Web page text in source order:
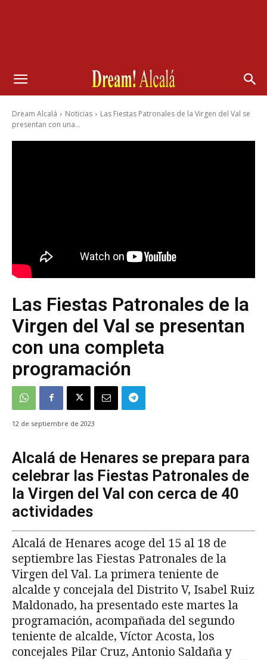
Dream Alcalá Noticias
Las Fiestas Patronales de la Virgen del Val se
presentan con una...
Las Fiestas Patronales de la
Virgen del Val se presentan
con una completa
programación
12 de septiembre de 2023
Alcalá de Henares se prepara para
celebrar las Fiestas Patronales de
la Virgen del Val con cerca de 40
actividades
Alcalá de Henares acoge del 15 al 18 de
septiembre las Fiestas Patronales de la
Virgen del Val. La primera teniente de
alcalde y concejala del Distrito V, Isabel Ruiz
Maldonado, ha presentado este martes la
programación, acompañada del segundo
teniente de alcalde, Víctor Acosta, los
concejales Pilar Cruz, Antonio Saldaña y